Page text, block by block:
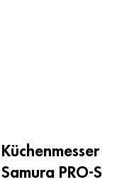
Küchenmesser
Samura PRO-S